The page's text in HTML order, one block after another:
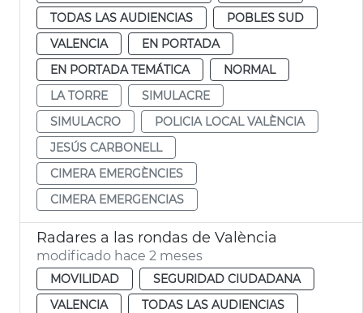
TODAS LAS AUDIENCIAS
POBLES SUD
VALENCIA
EN PORTADA
EN PORTADA TEMÁTICA
NORMAL
LA TORRE
SIMULACRE
SIMULACRO
POLICIA LOCAL VALÈNCIA
JESÚS CARBONELL
CIMERA EMERGÈNCIES
CIMERA EMERGENCIAS
Radares a las rondas de València
modificado hace 2 meses
MOVILIDAD
SEGURIDAD CIUDADANA
VALENCIA
TODAS LAS AUDIENCIAS